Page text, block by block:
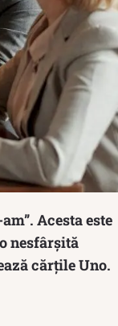
Acesta este
nesfârșită
cărțile Uno.